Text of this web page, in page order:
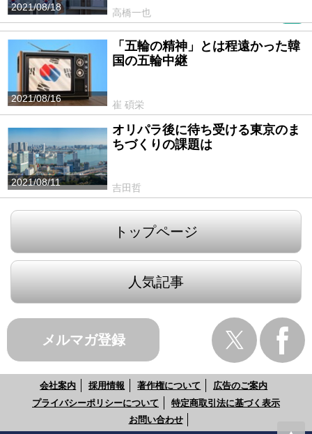
2021/08/18
高橋一也
2021/08/16
「五輪の精神」とは程遠かった韓
国の五輪中継
崔 碩栄
2021/08/11
オリパラ後に待ち受ける東京のま
ちづくりの課題は
吉田哲
トップページ
人気記事
メルマガ登録
会社案内 採用情報 著作権について
広告のご案内
プライバシーポリシーについて
特定商取引法に基づく表示
お問い合わせ